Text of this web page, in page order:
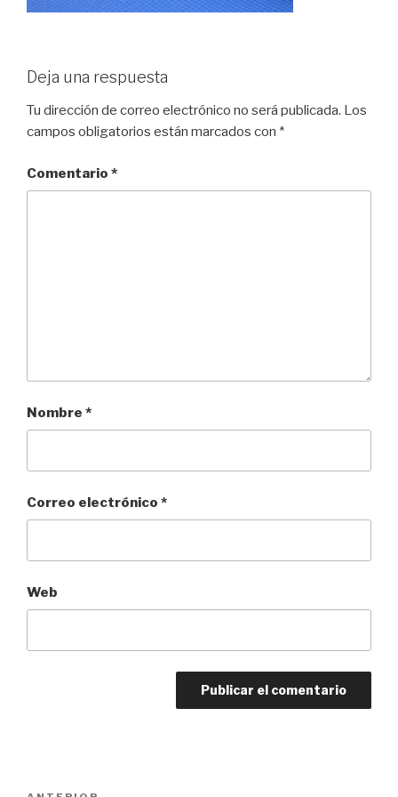
Deja una respuesta
Tu dirección de correo electrónico no será publicada. Los
campos obligatorios están marcados con *
Comentario *
Nombre *
Correo electrónico *
Web